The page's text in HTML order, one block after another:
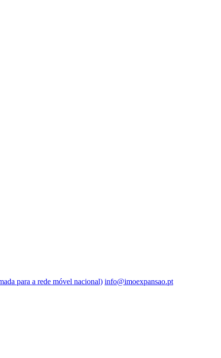
para a rede móvel nacional) info@imoexpansao.pt